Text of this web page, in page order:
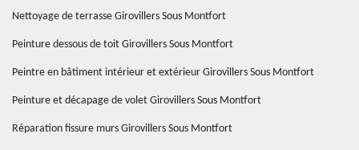
Nettoyage de terrasse Girovillers Sous Montfort
Peinture dessous de toit Girovillers Sous Montfort
Peintre en bâtiment intérieur et extérieur Girovillers Sous Montfort
Peinture et décapage de volet Girovillers Sous Montfort
Réparation fissure murs Girovillers Sous Montfort